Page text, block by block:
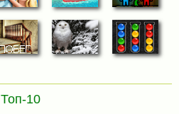
Топ-10